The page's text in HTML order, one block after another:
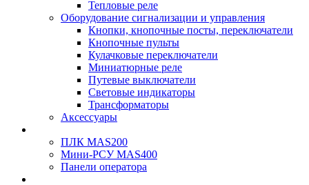
Тепловые реле
Оборудование сигнализации и управления
Кнопки, кнопочные посты, переключатели
Кнопочные пульты
Кулачковые переключатели
Миниатюрные реле
Путевые выключатели
Световые индикаторы
Трансформаторы
Аксессуары
ПЛК MAS200
Мини-РСУ MAS400
Панели оператора